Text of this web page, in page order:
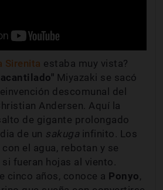
Sirenita estaba muy vista?
Miyazaki se sacó
descomunal del
Andersen. Aquí la
de gigante prolongado
de un sakuga infinito. Los
el agua, rebotan y se
fueran hojas al viento.
cinco años, conoce a Ponyo,